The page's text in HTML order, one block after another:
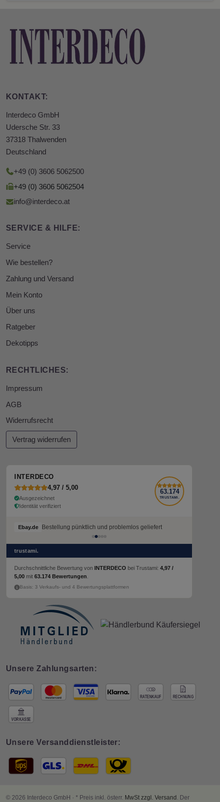
KONTAKT:
Interdeco GmbH
Udersche Str. 33
37318 Thalwenden
Deutschland
+49 (0) 3606 5062500
+49 (0) 3606 5062504
info@interdeco.at
SERVICE & HILFE:
Service
Wie bestellen?
Zahlung und Versand
Mein Konto
Über uns
Ratgeber
Dekotipps
RECHTLICHES:
Impressum
AGB
Widerrufsrecht
Vertrag widerrufen
INTERDECO
4,97 / 5,00
Ausgezeichnet
Identität verifiziert
63.174
TRUSTAMI.
Ebay.de Bestellung pünktlich und problemlos geliefert
trustami.
Durchschnittliche Bewertung von INTERDECO bei Trustami: 4,97 /
5,00 mit 63.174 Bewertungen
Basis: 3 Verkaufs- und 4 Bewertungsplattformen
Unsere Zahlungsarten:
Unsere Versanddienstleister:
© 2026 Interdeco GmbH · * Preis inkl. österr. MwSt zzgl. Versand . Der